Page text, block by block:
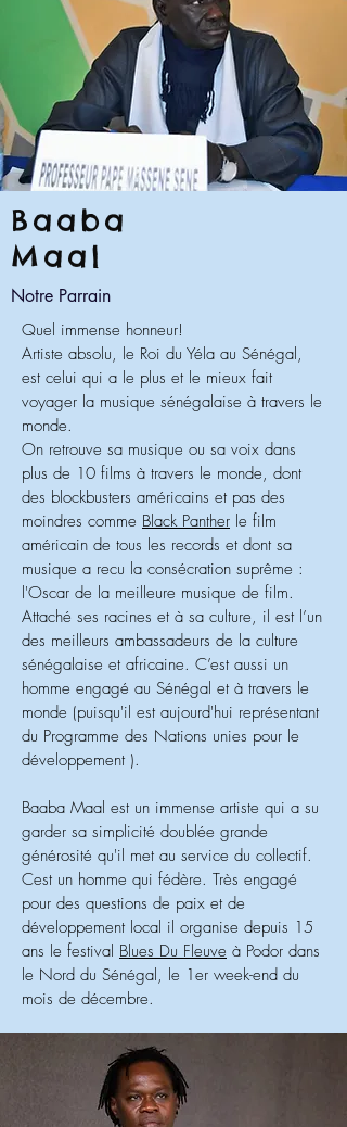
Baaba
Maal
Notre Parrain
Quel immense honneur!
Artiste absolu, le Roi du Yéla au Sénégal,
est celui qui a le plus et le mieux fait
voyager la musique sénégalaise à travers le
monde.
On retrouve sa musique ou sa voix dans
plus de 10 films à travers le monde, dont
des blockbusters américains et pas des
moindres comme Black Panther le film
américain de tous les records et dont sa
musique a recu la consécration suprême :
l'Oscar de la meilleure musique de film.
Attaché ses racines et à sa culture, il est l’un
des meilleurs ambassadeurs de la culture
sénégalaise et africaine. C’est aussi un
homme engagé au Sénégal et à travers le
monde (puisqu'il est aujourd'hui représentant
du Programme des Nations unies pour le
développement ).
Baaba Maal est un immense artiste qui a su
garder sa simplicité doublée grande
générosité qu'il met au service du collectif.
Cest un homme qui fédère. Très engagé
pour des questions de paix et de
développement local il organise depuis 15
ans le festival Blues Du Fleuve à Podor dans
le Nord du Sénégal, le 1er week-end du
mois de décembre.